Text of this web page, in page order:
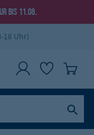
BIS 11.08.
18 Uhr)